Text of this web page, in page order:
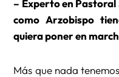
– Experto en
como Arzobispo
quiera poner en
Más que nada